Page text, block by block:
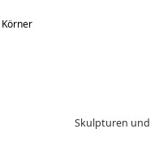
Körner
Skulpturen und